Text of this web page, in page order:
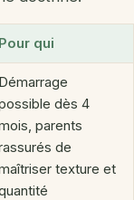
Pour qui
Démarrage
dès 4
parents
de
texture et